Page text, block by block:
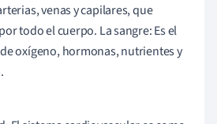
venas y capilares, que
todo el cuerpo. La sangre: Es el
oxígeno, hormonas, nutrientes y